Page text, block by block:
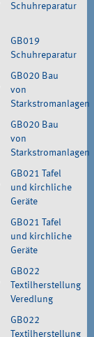
Schuhreparatur
GB019
Schuhreparatur
GB020 Bau
von
Starkstromanlagen
GB020 Bau
von
Starkstromanlagen
GB021 Tafel
und kirchliche
Geräte
GB021 Tafel
und kirchliche
Geräte
GB022
Textilherstellung
Veredlung
GB022
Textilherstellung